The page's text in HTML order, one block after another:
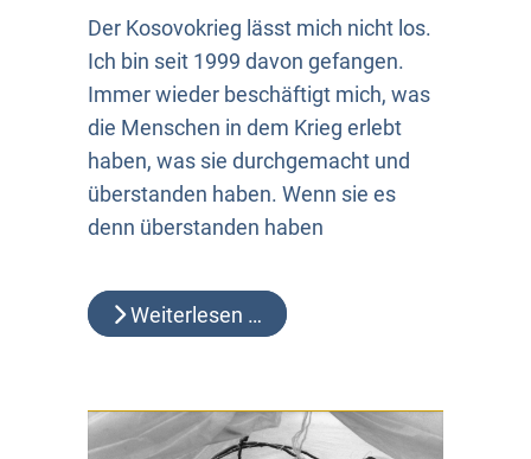
Der Kosovokrieg lässt mich nicht los.
Ich bin seit 1999 davon gefangen.
Immer wieder beschäftigt mich, was
die Menschen in dem Krieg erlebt
haben, was sie durchgemacht und
überstanden haben. Wenn sie es
denn überstanden haben
Weiterlesen …